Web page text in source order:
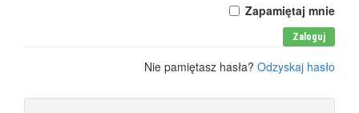
Zapamiętaj mnie
Zaloguj
Nie pamiętasz hasła? Odzyskaj hasło